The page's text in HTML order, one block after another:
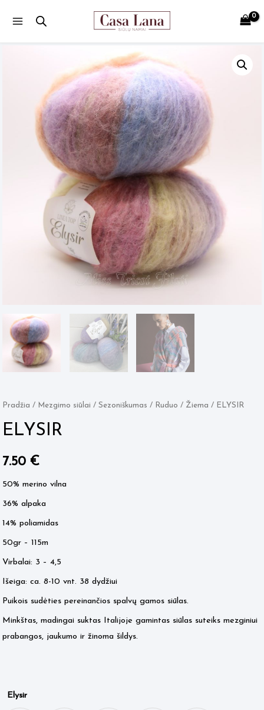
Pradžia / Mezgimo siūlai / Sezoniškumas / Ruduo / Žiema / ELYSIR
ELYSIR
7.50 €
50% merino vilna
36% alpaka
14% poliamidas
50gr – 115m
Virbalai: 3 – 4,5
Išeiga: ca. 8-10 vnt. 38 dydžiui
Puikois sudėties pereinančios spalvų gamos siūlas.
Minkštas, madingai suktas Italijoje gamintas siūlas suteiks mezginiui
prabangos, jaukumo ir žinoma šildys.
Elysir